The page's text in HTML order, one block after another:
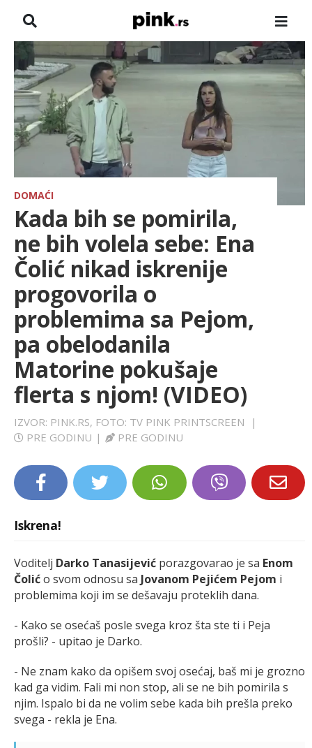
NASLOVNA
VESTI
ZADRUGA
HRONIKA
FARMERI
TV
SPORT
LIFESTYLE
EXTRA
DOMAĆI
Kada bih se pomirila,
ne bih volela sebe: Ena
Čolić nikad iskrenije
progovorila o
problemima sa Pejom,
pa obelodanila
Matorine pokušaje
flerta s njom! (VIDEO)
IZVOR: PINK.RS, FOTO: TV PINK PRINTSCREEN
|
PRE GODINU | PRE GODINU
Iskrena!
Voditelj Darko Tanasijević porazgovarao je sa Enom
Čolićo svom odnosu sa Jovanom Pejićem Pejom i
problemima koji im se dešavaju proteklih dana.
- Kako se osećaš posle svega kroz šta ste ti i Peja
prošli? - upitao je Darko.
- Ne znam kako da opišem svoj osećaj, baš mi je grozno
kad ga vidim. Fali mi non stop, ali se ne bih pomirila s
njim. Ispalo bi da ne volim sebe kada bih prešla preko
svega - rekla je Ena.